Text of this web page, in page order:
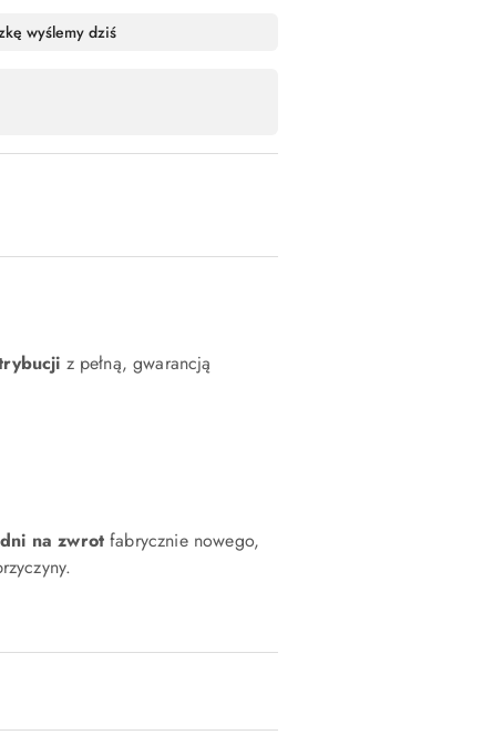
wyślemy dziś
z pełną, gwarancją
na zwrot fabrycznie nowego,